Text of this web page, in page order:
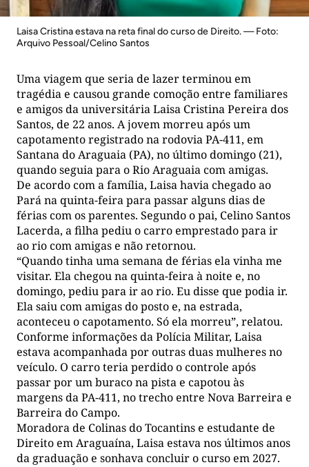
Laisa Cristina estava na reta final do curso de Direito. — Foto:
Arquivo Pessoal/Celino Santos
Uma viagem que seria de lazer terminou em
tragédia e causou grande comoção entre familiares
e amigos da universitária Laisa Cristina Pereira dos
Santos, de 22 anos. A jovem morreu após um
capotamento registrado na rodovia PA-411, em
Santana do Araguaia (PA), no último domingo (21),
quando seguia para o Rio Araguaia com amigas.
De acordo com a família, Laisa havia chegado ao
Pará na quinta-feira para passar alguns dias de
férias com os parentes. Segundo o pai, Celino Santos
Lacerda, a filha pediu o carro emprestado para ir
ao rio com amigas e não retornou.
“Quando tinha uma semana de férias ela vinha me
visitar. Ela chegou na quinta-feira à noite e, no
domingo, pediu para ir ao rio. Eu disse que podia ir.
Ela saiu com amigas do posto e, na estrada,
aconteceu o capotamento. Só ela morreu”, relatou.
Conforme informações da Polícia Militar, Laisa
estava acompanhada por outras duas mulheres no
veículo. O carro teria perdido o controle após
passar por um buraco na pista e capotou às
margens da PA-411, no trecho entre Nova Barreira e
Barreira do Campo.
Moradora de Colinas do Tocantins e estudante de
Direito em Araguaína, Laisa estava nos últimos anos
da graduação e sonhava concluir o curso em 2027.